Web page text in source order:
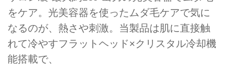
をケア。光美容器を使ったムダ毛ケアで気に
なるのが、熱さや刺激。当製品は肌に直接触
れて冷やすフラットヘッド×クリスタル冷却機
能搭載で、